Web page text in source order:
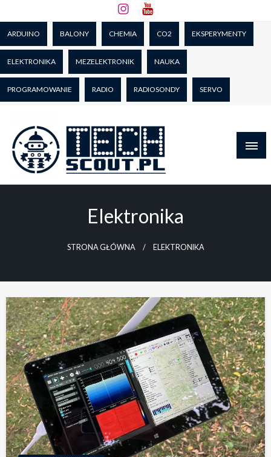
to
content
ARDUINO BALONY CHEMIA CO2 EKSPERYMENTY
ELEKTRONIKA MEZELEKTRONIK NAUKA
PROGRAMOWANIE RADIO RADIOSONDY SERVO
Elektronika
STRONA GŁÓWNA ELEKTRONIKA